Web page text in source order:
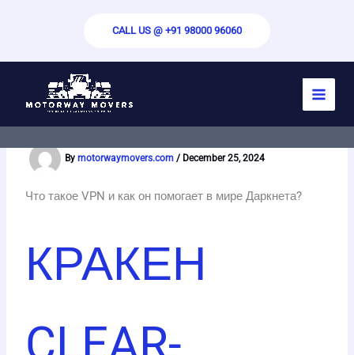
CALL US @ +91 98000 96060
КРАКЕН ОНИОН ССЫЛКА
ЗЕРКАЛО DARKNET
By motorwaymovers.com / December 25, 2024
Что такое VPN и как он помогает в мире Даркнета?
КРАКЕН